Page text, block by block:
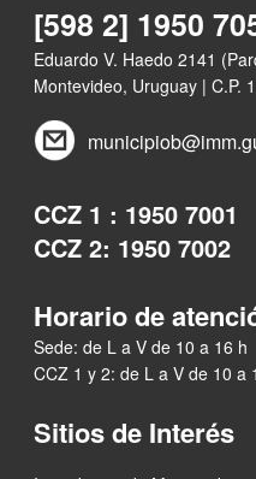
[598 2] 1950
Eduardo V. Haedo 2141
Montevideo, Uruguay | C.P.
CCZ 1 : 1950 7001
CCZ 2: 1950 7002
Horario de
Sede: de L a V de 10 a 16 h
CCZ 1 y 2: de L a V de 10 a
Sitios de Interés